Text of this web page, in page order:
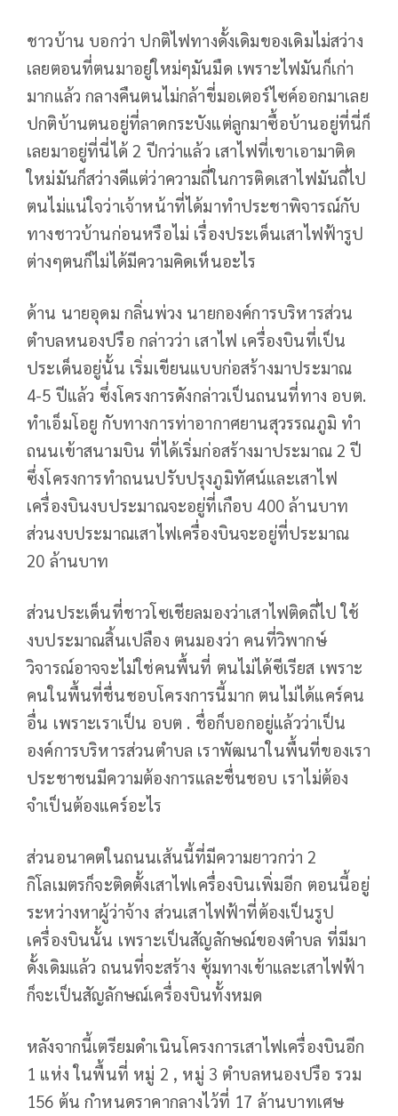
ชาวบ้าน บอกว่า ปกติไฟทางดั้งเดิมของเดิมไม่สว่าง
เลยตอนที่ตนมาอยู่ใหม่ๆมันมืด เพราะไฟมันก็เก่า
มากแล้ว กลางคืนตนไม่กล้าขี่มอเตอร์ไซค์ออกมาเลย
ปกติบ้านตนอยู่ที่ลาดกระบังแต่ลูกมาซื้อบ้านอยู่ที่นี่ก็
เลยมาอยู่ที่นี่ได้ 2 ปีกว่าแล้ว เสาไฟที่เขาเอามาติด
ใหม่มันก็สว่างดีแต่ว่าความถี่ในการติดเสาไฟมันถี่ไป
ตนไม่แน่ใจว่าเจ้าหน้าที่ได้มาทำประชาพิจารณ์กับ
ทางชาวบ้านก่อนหรือไม่ เรื่องประเด็นเสาไฟฟ้ารูป
ต่างๆตนก็ไม่ได้มีความคิดเห็นอะไร
ด้าน นายอุดม กลิ่นพ่วง นายกองค์การบริหารส่วน
ตำบลหนองปรือ กล่าวว่า เสาไฟ เครื่องบินที่เป็น
ประเด็นอยู่นั้น เริ่มเขียนแบบก่อสร้างมาประมาณ
4-5 ปีแล้ว ซึ่งโครงการดังกล่าวเป็นถนนที่ทาง อบต.
ทำเอ็มโอยู กับทางการท่าอากาศยานสุวรรณภูมิ ทำ
ถนนเข้าสนามบิน ที่ได้เริ่มก่อสร้างมาประมาณ 2 ปี
ซึ่งโครงการทำถนนปรับปรุงภูมิทัศน์และเสาไฟ
เครื่องบินงบประมาณจะอยู่ที่เกือบ 400 ล้านบาท
ส่วนงบประมาณเสาไฟเครื่องบินจะอยู่ที่ประมาณ
20 ล้านบาท
ส่วนประเด็นที่ชาวโซเชียลมองว่าเสาไฟติดถี่ไป ใช้
งบประมาณสิ้นเปลือง ตนมองว่า คนที่วิพากษ์
วิจารณ์อาจจะไม่ใช่คนพื้นที่ ตนไม่ได้ซีเรียส เพราะ
คนในพื้นที่ชื่นชอบโครงการนี้มาก ตนไม่ได้แคร์คน
อื่น เพราะเราเป็น อบต . ชื่อก็บอกอยู่แล้วว่าเป็น
องค์การบริหารส่วนตำบล เราพัฒนาในพื้นที่ของเรา
ประชาชนมีความต้องการและชื่นชอบ เราไม่ต้อง
จำเป็นต้องแคร์อะไร
ส่วนอนาคตในถนนเส้นนี้ที่มีความยาวกว่า 2
กิโลเมตรก็จะติดตั้งเสาไฟเครื่องบินเพิ่มอีก ตอนนี้อยู่
ระหว่างหาผู้ว่าจ้าง ส่วนเสาไฟฟ้าที่ต้องเป็นรูป
เครื่องบินนั้น เพราะเป็นสัญลักษณ์ของตำบล ที่มีมา
ดั้งเดิมแล้ว ถนนที่จะสร้าง ซุ้มทางเข้าและเสาไฟฟ้า
ก็จะเป็นสัญลักษณ์เครื่องบินทั้งหมด
หลังจากนี้เตรียมดำเนินโครงการเสาไฟเครื่องบินอีก
1 แห่ง ในพื้นที่ หมู่ 2 , หมู่ 3 ตำบลหนองปรือ รวม
156 ต้น กำหนดราคากลางไว้ที่ 17 ล้านบาทเศษ